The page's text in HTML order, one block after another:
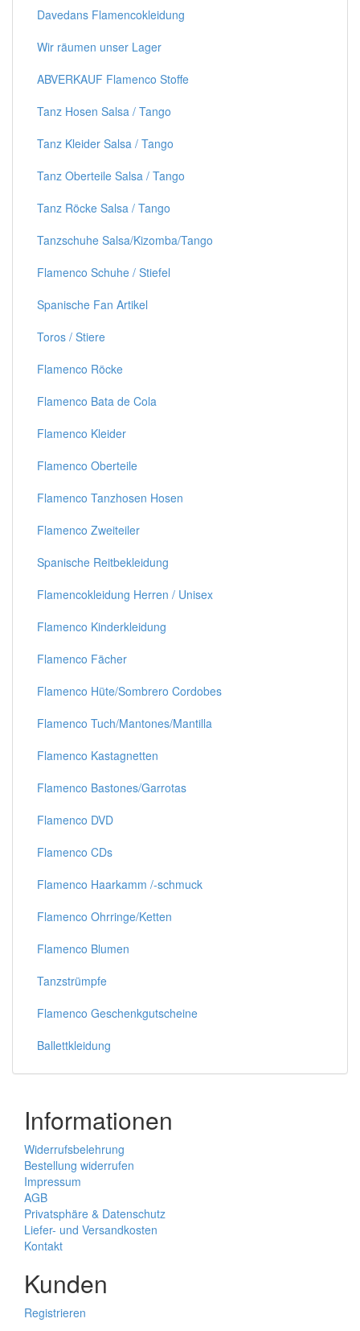
Davedans Flamencokleidung
Wir räumen unser Lager
ABVERKAUF Flamenco Stoffe
Tanz Hosen Salsa / Tango
Tanz Kleider Salsa / Tango
Tanz Oberteile Salsa / Tango
Tanz Röcke Salsa / Tango
Tanzschuhe Salsa/Kizomba/Tango
Flamenco Schuhe / Stiefel
Spanische Fan Artikel
Toros / Stiere
Flamenco Röcke
Flamenco Bata de Cola
Flamenco Kleider
Flamenco Oberteile
Flamenco Tanzhosen Hosen
Flamenco Zweiteiler
Spanische Reitbekleidung
Flamencokleidung Herren / Unisex
Flamenco Kinderkleidung
Flamenco Fächer
Flamenco Hüte/Sombrero Cordobes
Flamenco Tuch/Mantones/Mantilla
Flamenco Kastagnetten
Flamenco Bastones/Garrotas
Flamenco DVD
Flamenco CDs
Flamenco Haarkamm /-schmuck
Flamenco Ohrringe/Ketten
Flamenco Blumen
Tanzstrümpfe
Flamenco Geschenkgutscheine
Ballettkleidung
Informationen
Widerrufsbelehrung
Bestellung widerrufen
Impressum
AGB
Privatsphäre & Datenschutz
Liefer- und Versandkosten
Kontakt
Kunden
Registrieren